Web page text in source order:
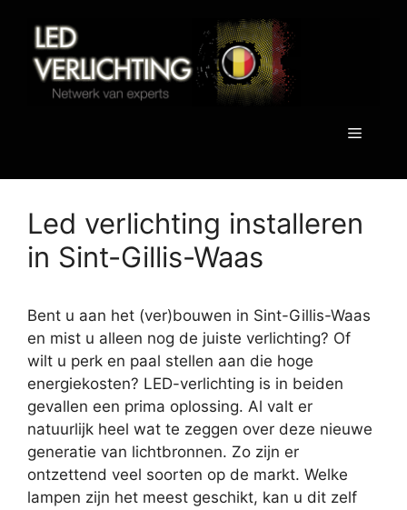
inhoud
Menu
Led verlichting installeren
in Sint-Gillis-Waas
Bent u aan het (ver)bouwen in Sint-Gillis-Waas
en mist u alleen nog de juiste verlichting? Of
wilt u perk en paal stellen aan die hoge
energiekosten? LED-verlichting is in beiden
gevallen een prima oplossing. Al valt er
natuurlijk heel wat te zeggen over deze nieuwe
generatie van lichtbronnen. Zo zijn er
ontzettend veel soorten op de markt. Welke
lampen zijn het meest geschikt, kan u dit zelf